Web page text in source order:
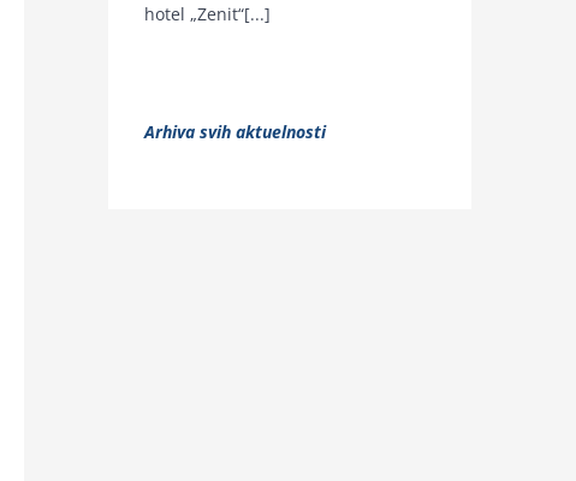
hotel „Zenit“[...]
Arhiva svih aktuelnosti